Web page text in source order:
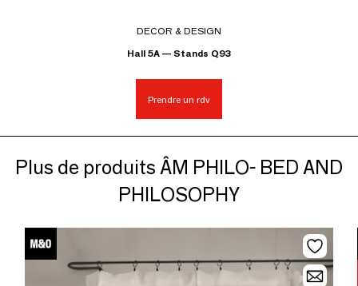
DECOR & DESIGN
Hall 5A — Stands Q93
Prendre un rdv
Plus de produits ÂM PHILO- BED AND
PHILOSOPHY